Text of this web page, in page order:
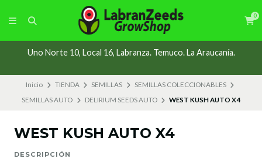
0
Uno Norte 10, Local 16, Labranza. Temuco. La Araucanía.
Inicio TIENDA SEMILLAS
SEMILLAS COLECCIONABLES
SEMILLAS AUTO
DELIRIUM SEEDS AUTO WEST KUSH AUTO X4
WEST KUSH AUTO X4
DESCRIPCIÓN